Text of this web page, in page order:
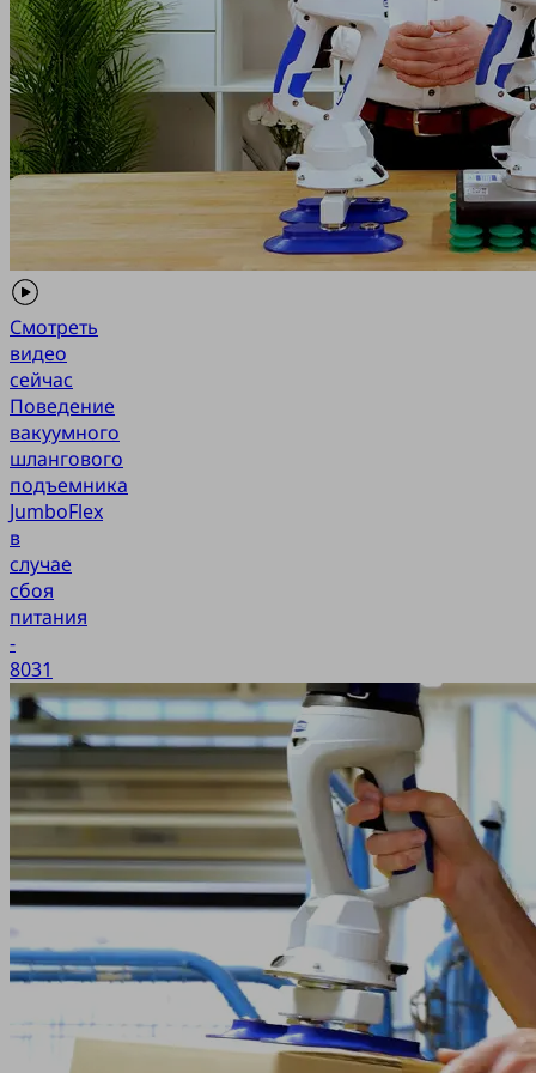
Смотреть
видео
сейчас
Поведение
вакуумного
шлангового
подъемника
JumboFlex
в
случае
сбоя
питания
-
8031